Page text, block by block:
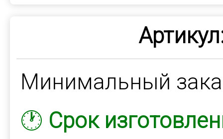
Минимальный
🕐 Срок